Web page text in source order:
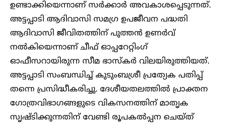
ഉണ്ടാക്കിയെന്നാണ് സർക്കാർ അവകാശപ്പെടുന്നത്.
അട്ടപ്പാടി ആദിവാസി സമഗ്ര ഉപജീവന പദ്ധതി
ആദിവാസി ജീവിതത്തിന് പുത്തൻ ഉണർവ്
നൽകിയെന്നാണ് ചീഫ് ഓപ്പറേറ്റിംഗ്
ഓഫീസറായിരുന്ന സീമ ഭാസ്കർ വിലയിരുത്തിയത്.
അട്ടപ്പാടി സംബന്ധിച്ച് കുടുംബശ്രീ പ്രത്യേക പതിപ്പ്
തന്നെ പ്രസിദ്ധീകരിച്ചു. ദേശീയതലത്തിൽ പ്രാക്തന
ഗോത്രവിഭാഗങ്ങളുടെ വികസനത്തിന് മാതൃക
സൃഷ്ടിക്കുന്നതിന് വേണ്ടി രൂപകൽപ്പന ചെയ്ത്